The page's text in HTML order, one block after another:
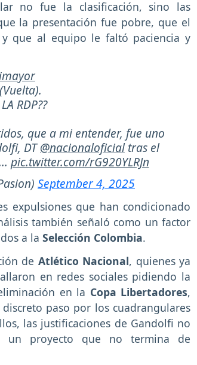
no fue la clasificación, sino las
la presentación fue pobre, que el
y que al equipo le faltó paciencia y
RDP??
que a mi entender, fue uno
DT@nacionaloficialtras el
pic.twitter.com/rG920YLRJn
September 4, 2025
expulsiones que han condicionado
también señaló como un factor
a la Selección Colombia.
de Atlético Nacional, quienes ya
en redes sociales pidiendo la
en la Copa Libertadores,
paso por los cuadrangulares
las justificaciones de Gandolfi no
un proyecto que no termina de